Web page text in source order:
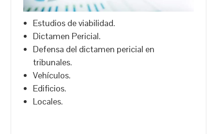
Estudios de viabilidad.
Dictamen Pericial.
Defensa del dictamen pericial en
tribunales.
Vehículos.
Edificios.
Locales.